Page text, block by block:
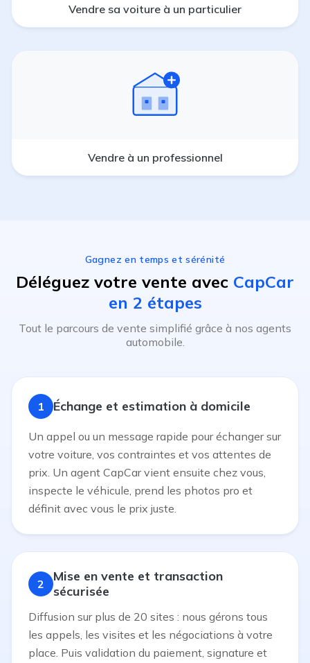
Vendre sa voiture à un particulier
Vendre à un professionnel
Gagnez en temps et sérénité
Déléguez votre vente avec CapCar
en 2 étapes
Tout le parcours de vente simplifié grâce à nos agents
automobile.
1 Échange et estimation à domicile
Un appel ou un message rapide pour échanger sur
votre voiture, vos contraintes et vos attentes de
prix. Un agent CapCar vient ensuite chez vous,
inspecte le véhicule, prend les photos pro et
définit avec vous le prix juste.
2
Mise en vente et transaction
sécurisée
Diffusion sur plus de 20 sites : nous gérons tous
les appels, les visites et les négociations à votre
place. Puis validation du paiement, signature et